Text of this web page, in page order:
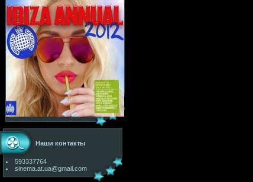
Наши контакты
593337764
sinema.at.ua@gmail.com